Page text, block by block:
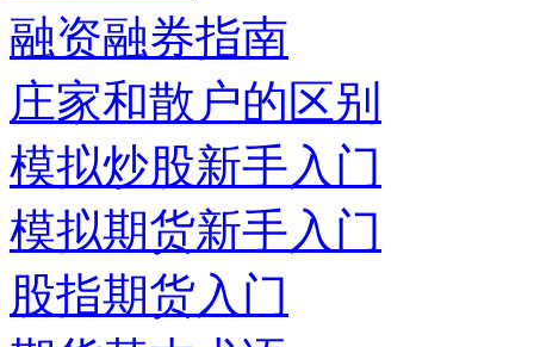
融资融券指南
庄家和散户的区别
模拟炒股新手入门
模拟期货新手入门
股指期货入门